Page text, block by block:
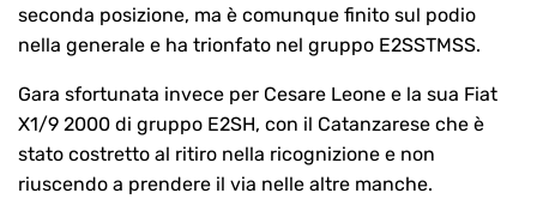
seconda posizione, ma è comunque finito sul podio
nella generale e ha trionfato nel gruppo E2SSTMSS.
Gara sfortunata invece per Cesare Leone e la sua Fiat
X1/9 2000 di gruppo E2SH, con il Catanzarese che è
stato costretto al ritiro nella ricognizione e non
riuscendo a prendere il via nelle altre manche.